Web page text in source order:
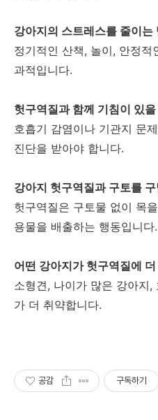
강아지의 스트레스를 줄이는
정기적인 산책, 놀이, 안정
과적입니다.
헛구역질과 함께 기침이 있
호흡기 감염이나 기관지 문
진단을 받아야 합니다.
강아지 헛구역질과 구토를
헛구역질은 구토물 없이 목
용물을 배출하는 행동입니다.
어떤 강아지가 헛구역질에
소형견, 나이가 많은 강아지
가 더 취약합니다.
공감 구독하기